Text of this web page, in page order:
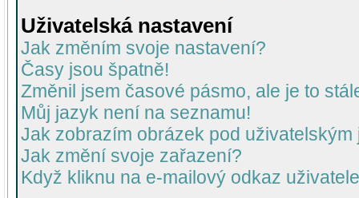
Uživatelská nastavení
Jak změním svoje nastavení?
Časy jsou špatně!
Změnil jsem časové pásmo, ale je to
Můj jazyk není na seznamu!
Jak zobrazím obrázek pod uživatelským
Jak změní svoje zařazení?
Když kliknu na e-mailový odkaz